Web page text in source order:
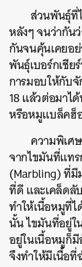
ส่วนพันธุ์ที่
หลังๆจนว่ากัน
กันจนคุ้นเคยอ
พันธุ์เบอร์กเชี
การมอบให้กับ
18แล้วต่อมาไ
หรือหมูแบล็คฮ็
ความพิเศ
จากไขมันที่แท
(Marbling)ที่มี
ที่ดีและเคล็ดลั
ทำให้เนื้อหมูที่
นั้นไขมันที่อยู่ใ
อยู่ในเนื้อหมูก็มี
จึงทำให้มีเนื้อที่